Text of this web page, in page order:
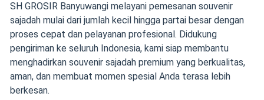
SH GROSIR Banyuwangi melayani pemesanan souvenir
sajadah mulai dari jumlah kecil hingga partai besar dengan
proses cepat dan pelayanan profesional. Didukung
pengiriman ke seluruh Indonesia, kami siap membantu
menghadirkan souvenir sajadah premium yang berkualitas,
aman, dan membuat momen spesial Anda terasa lebih
berkesan.